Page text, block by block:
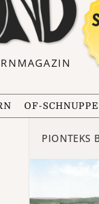
OF-SCHNUPPE
PIONTEKS